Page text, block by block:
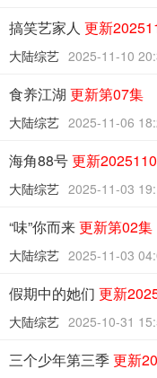
搞笑艺家人 更新
大陆综艺 2025-11-10
食养江湖 更新第07集
大陆综艺 2025-11-06
海角88号更新
大陆综艺 2025-11-03
“味”你而来更新第02集
大陆综艺 2025-11-03
假期中的她们 更新
大陆综艺 2025-10-31
三个少年第三季更新